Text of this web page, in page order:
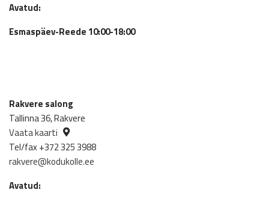
Avatud:
Esmaspäev-Reede 10:00-18:00
Rakvere salong
Tallinna 36, Rakvere
Vaata kaarti
Tel/fax +372 325 3988
rakvere@kodukolle.ee
Avatud: